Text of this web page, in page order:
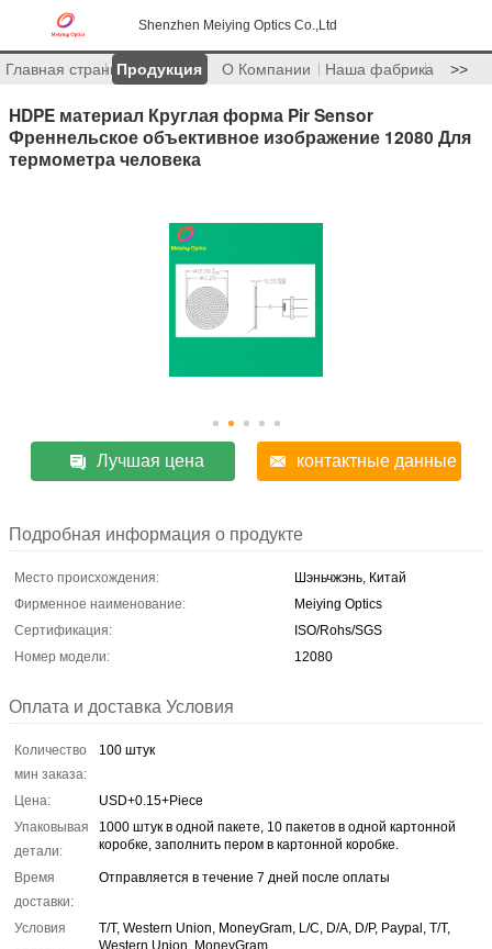
Shenzhen Meiying Optics Co.,Ltd
Главная страницаПродукция О Компании Наша фабрика >>
HDPE материал Круглая форма Pir Sensor
Френнельское объективное изображение 12080 Для
термометра человека
Лучшая цена контактные данные
Подробная информация о продукте
Место происхождения:
Шэньчжэнь, Китай
Фирменное наименование:
Meiying Optics
Сертификация:
ISO/Rohs/SGS
Номер модели:
12080
Оплата и доставка Условия
Количество
мин заказа:
100 штук
Цена:
USD+0.15+Piece
Упаковывая
детали:
1000 штук в одной пакете, 10 пакетов в одной картонной
коробке, заполнить пером в картонной коробке.
Время
доставки:
Отправляется в течение 7 дней после оплаты
Условия
T/T, Western Union, MoneyGram, L/C, D/A, D/P, Paypal, T/T,
Western Union, MoneyGram